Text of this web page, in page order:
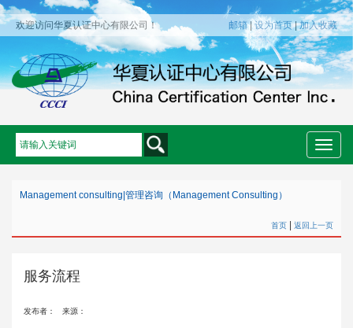
欢迎访问华夏认证中心有限公司！ 邮箱 |设为首页 |加入收藏
Toggle
Management consulting 管理咨询（Management Consulting）
首页 返回上一页
服务流程
发布者： 来源：